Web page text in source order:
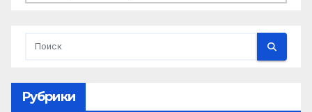
Рубрики